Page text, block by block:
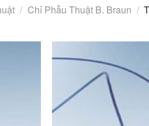
/ Chỉ Phẫu Thuật B. Braun /